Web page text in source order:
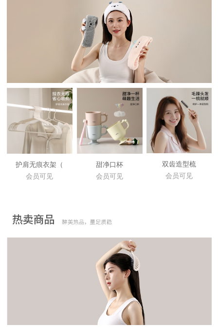
护肩无痕衣架（
会员可见
甜净口杯
会员可见
双齿造型梳
会员可见